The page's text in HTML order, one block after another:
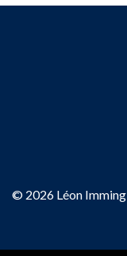
© 2026 Léon Imming